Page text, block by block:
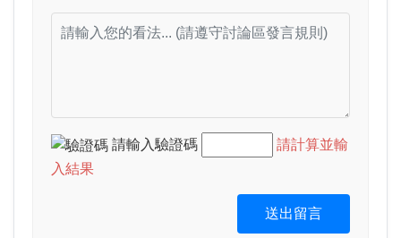
請輸入驗證碼
請計算並輸
入結果
送出留言